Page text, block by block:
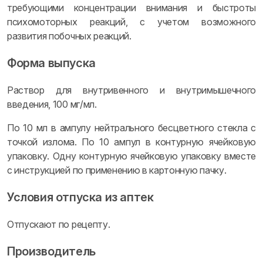
требующими концентрации внимания и быстроты
психомоторных реакций, с учетом возможного
развития побочных реакций.
Форма выпуска
Раствор для внутривенного и внутримышечного
введения, 100 мг/мл.
По 10 мл в ампулу нейтрального бесцветного стекла с
точкой излома. По 10 ампул в контурную ячейковую
упаковку. Одну контурную ячейковую упаковку вместе
с инструкцией по применению в картонную пачку.
Условия отпуска из аптек
Отпускают по рецепту.
Производитель